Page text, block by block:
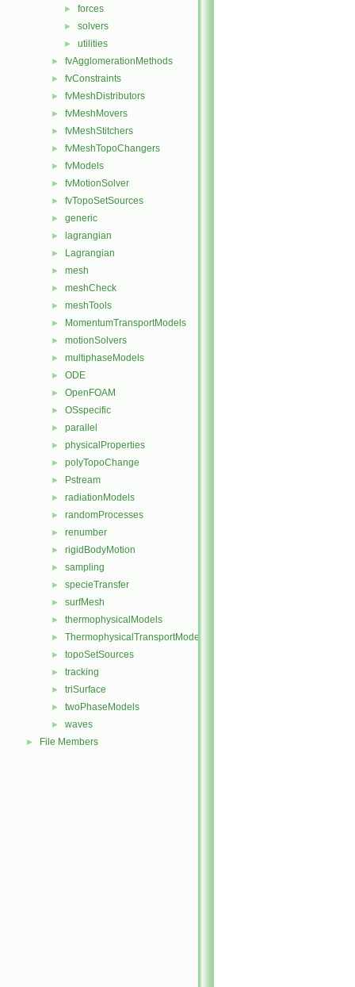
► forces
► solvers
► utilities
► fvAgglomerationMethods
► fvConstraints
► fvMeshDistributors
► fvMeshMovers
► fvMeshStitchers
► fvMeshTopoChangers
► fvModels
► fvMotionSolver
► fvTopoSetSources
► generic
► lagrangian
► Lagrangian
► mesh
► meshCheck
► meshTools
► MomentumTransportModels
► motionSolvers
► multiphaseModels
► ODE
► OpenFOAM
► OSspecific
► parallel
► physicalProperties
► polyTopoChange
► Pstream
► radiationModels
► randomProcesses
► renumber
► rigidBodyMotion
► sampling
► specieTransfer
► surfMesh
► thermophysicalModels
► ThermophysicalTransportModels
► topoSetSources
► tracking
► triSurface
► twoPhaseModels
► waves
► File Members